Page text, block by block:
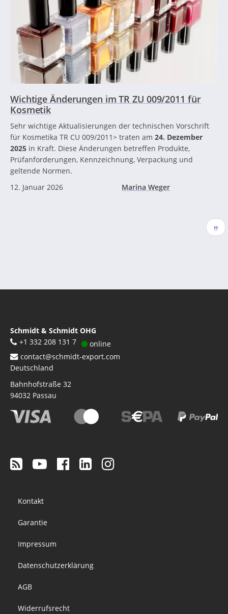
Wichtige Änderungen im TR ZU 009/2011 für
Kosmetik
Sehr wichtige Aktualisierungen der technischen Vorschrift
für Kosmetika TR CU 009/2011> traten am 24. Dezember
2025 in Kraft. Diese Änderungen betreffen Produkte,
Prüfanforderungen, Kennzeichnung, Verpackung und
geltende Normen.
12. Januar 2026
Marina Weger
››
Schmidt & Schmidt OHG
+1 332 208 131 7
online
contact@schmidt-export.com
Deutschland
Bahnhofstraße 32
94032 Passau
menu
Kontakt
Garantie
Impressum
Datenschutzerklärung
AGB
Widerrufsrecht